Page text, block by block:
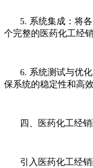
5. 系统集成：将
个完整的医药化工经
6. 系统测试与优
保系统的稳定性和高效
四、医药化工经
引入医药化工经